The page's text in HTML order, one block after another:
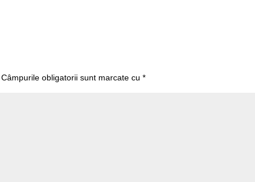
Câmpurile obligatorii sunt marcate cu*